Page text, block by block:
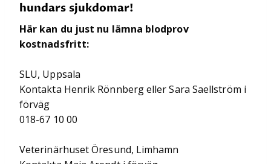
hundars sjukdomar!
Här kan du just nu lämna blodprov
kostnadsfritt:
SLU, Uppsala
Kontakta Henrik Rönnberg eller Sara Saellström i
förväg
018-67 10 00
Veterinärhuset Öresund, Limhamn